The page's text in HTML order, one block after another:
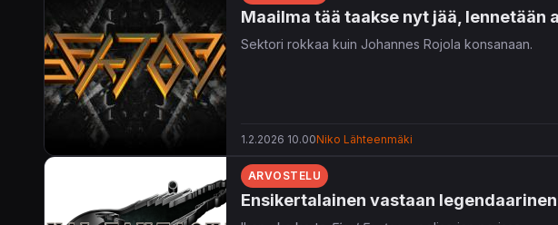
Maailma tää taakse nyt jää, lennetään
Sektori rokkaa kuin Johannes Rojola konsanaan.
1.2.2026 10.00Niko Lähteenmäki
ARVOSTELU
Ensikertalainen vastaan